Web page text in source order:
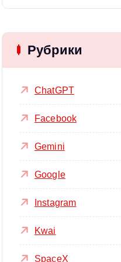
Рубрики
ChatGPT
Facebook
Gemini
Google
Instagram
Kwai
SpaceX